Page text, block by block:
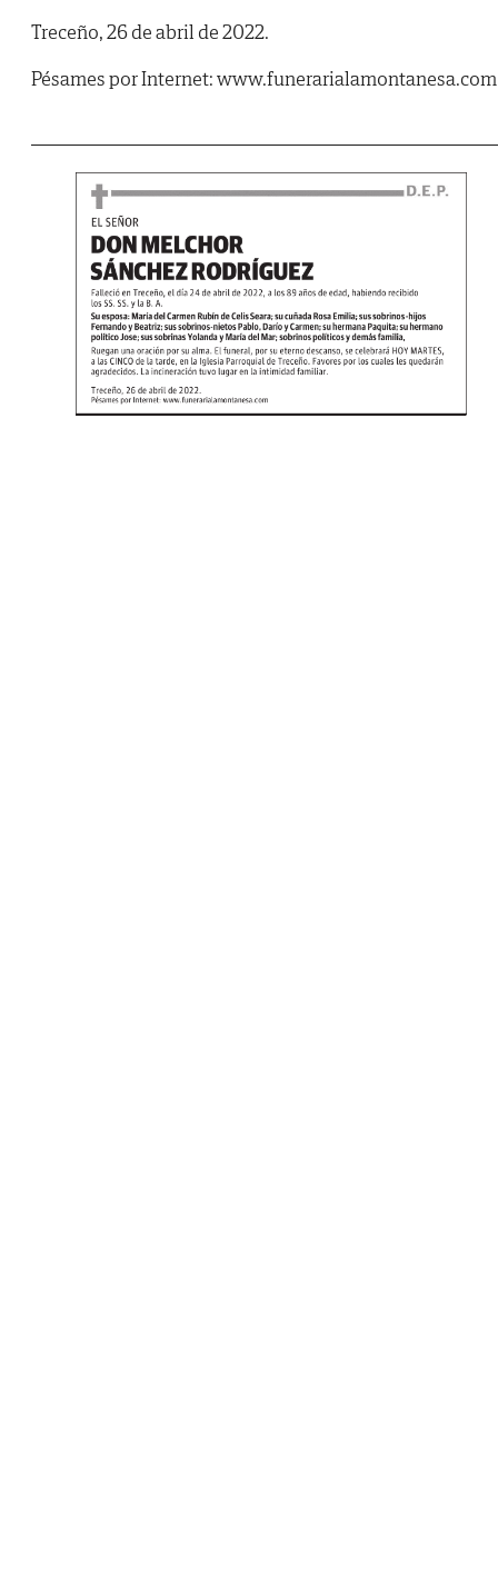
Treceño, 26 de abril de 2022.
Pésames por Internet: www.funerarialamontanesa.com